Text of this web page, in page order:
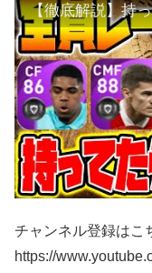
チャンネル登録はこ
https://